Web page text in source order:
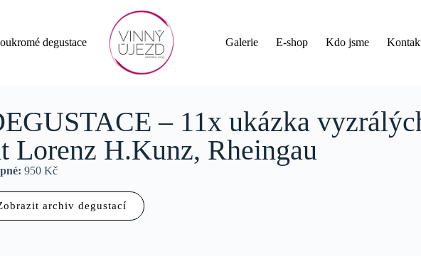
degustace Galerie E-shop Kdo jsme
– 11x ukázka
Lorenz H.Kunz, Rheingau
950 Kč
archiv degustací